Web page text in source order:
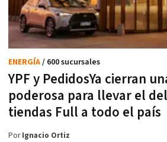
YPF y PedidosYa cierran
poderosa para llevar el
tiendas Full a todo el país
ENERGÍA/ 600 sucursales
PorIgnacio Ortiz